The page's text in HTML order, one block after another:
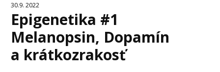
30.9. 2022
Epigenetika #1
Melanopsin, Dopamín
a krátkozrakosť